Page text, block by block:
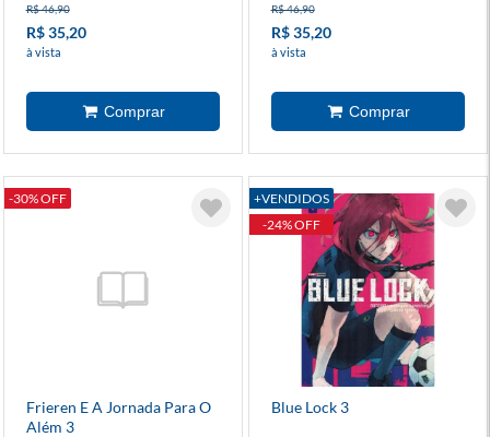
R$ 46,90
R$ 35,20
à vista
R$ 46,90
R$ 35,20
à vista
-30% OFF
Frieren E A Jornada Para O
Além 3
+VENDIDOS
-24% OFF
Blue Lock 3